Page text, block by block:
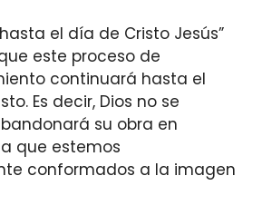
el día de Cristo Jesús”
este proceso de
continuará hasta el
Es decir, Dios no se
su obra en
que estemos
conformados a la imagen